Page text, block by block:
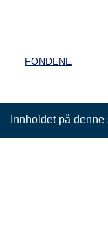
FONDENE
Innholdet på